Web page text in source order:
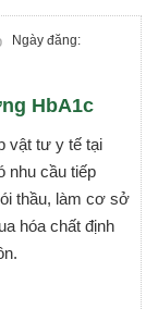
Ngày đăng:
HbA1c
vật tư y tế tại
nhu cầu tiếp
thầu, làm cơ sở
hóa chất định